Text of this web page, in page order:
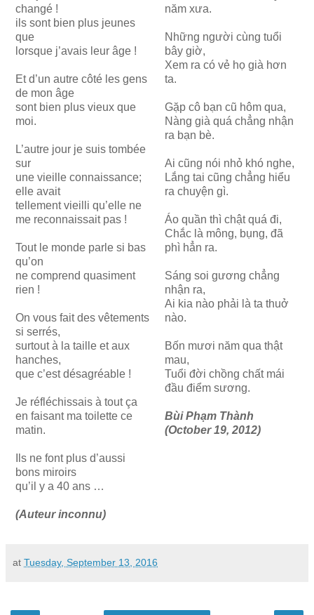
changé !
ils sont bien plus jeunes
que
lorsque j’avais leur âge !
Et d’un autre côté les gens
de mon âge
sont bien plus vieux que
moi.
L’autre jour je suis tombée
sur
une vieille connaissance;
elle avait
tellement vieilli qu’elle ne
me reconnaissait pas !
Tout le monde parle si bas
qu’on
ne comprend quasiment
rien !
On vous fait des vêtements
si serrés,
surtout à la taille et aux
hanches,
que c’est désagréable !
Je réfléchissais à tout ça
en faisant ma toilette ce
matin.
Ils ne font plus d’aussi
bons miroirs
qu’il y a 40 ans …
(Auteur inconnu)
năm xưa.
Những người cùng tuổi
bây giờ,
Xem ra có vẻ họ già hơn
ta.
Gặp cô bạn cũ hôm qua,
Nàng già quá chẳng nhận
ra bạn bè.
Ai cũng nói nhỏ khó nghe,
Lắng tai cũng chẳng hiểu
ra chuyện gì.
Áo quần thì chật quá đi,
Chắc là mông, bụng, đã
phì hẳn ra.
Sáng soi gương chẳng
nhận ra,
Ai kia nào phải là ta thuở
nào.
Bốn mươi năm qua thật
mau,
Tuổi đời chồng chất mái
đầu điểm sương.
Bùi Phạm Thành
(October 19, 2012)
at Tuesday, September 13, 2016